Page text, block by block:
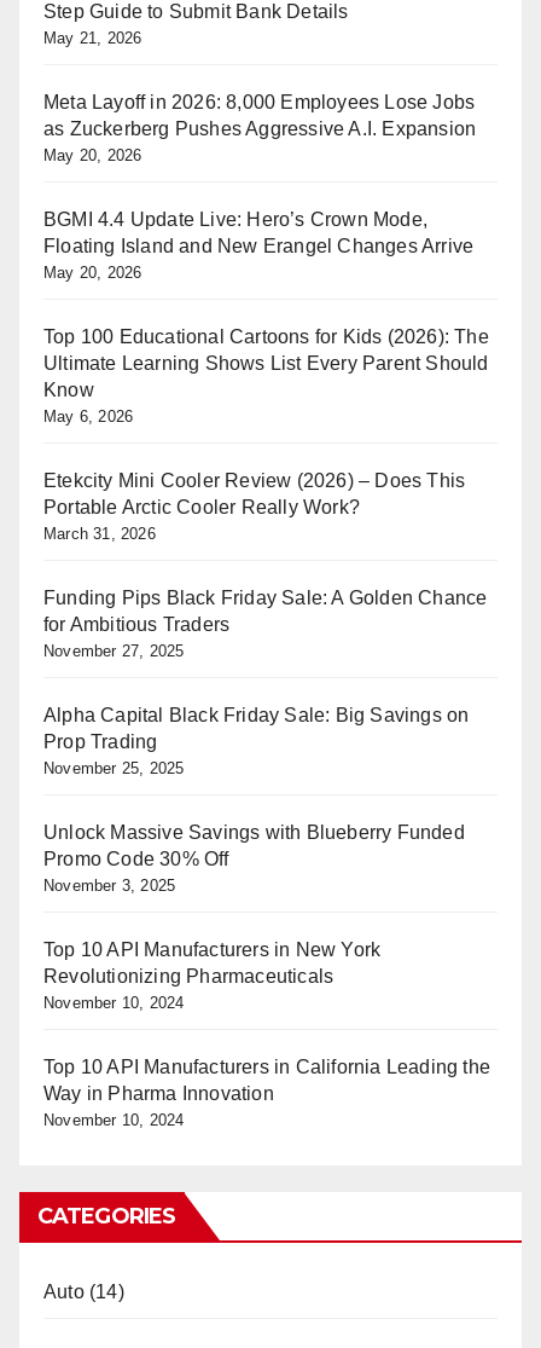
Step Guide to Submit Bank Details
May 21, 2026
Meta Layoff in 2026: 8,000 Employees Lose Jobs
as Zuckerberg Pushes Aggressive A.I. Expansion
May 20, 2026
BGMI 4.4 Update Live: Hero’s Crown Mode,
Floating Island and New Erangel Changes Arrive
May 20, 2026
Top 100 Educational Cartoons for Kids (2026): The
Ultimate Learning Shows List Every Parent Should
Know
May 6, 2026
Etekcity Mini Cooler Review (2026) – Does This
Portable Arctic Cooler Really Work?
March 31, 2026
Funding Pips Black Friday Sale: A Golden Chance
for Ambitious Traders
November 27, 2025
Alpha Capital Black Friday Sale: Big Savings on
Prop Trading
November 25, 2025
Unlock Massive Savings with Blueberry Funded
Promo Code 30% Off
November 3, 2025
Top 10 API Manufacturers in New York
Revolutionizing Pharmaceuticals
November 10, 2024
Top 10 API Manufacturers in California Leading the
Way in Pharma Innovation
November 10, 2024
CATEGORIES
Auto(14)